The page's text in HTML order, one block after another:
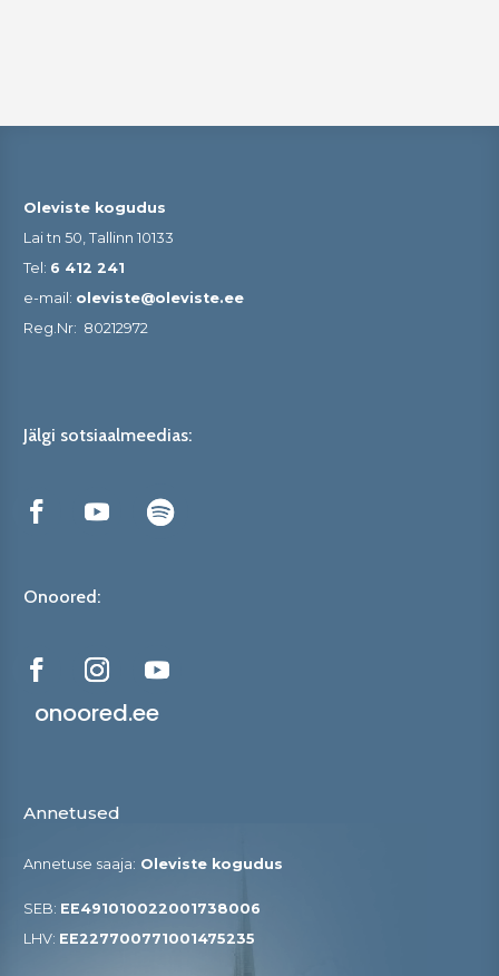
Oleviste kogudus
Lai tn 50, Tallinn 10133
Tel: 6 412 241
e-mail: oleviste@oleviste.ee
Reg.Nr: 80212972
Jälgi sotsiaalmeedias:
Onoored:
onoored.ee
Annetused
Annetuse saaja: Oleviste kogudus
SEB: EE491010022001738006
LHV: EE227700771001475235